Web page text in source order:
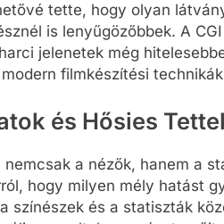
tette, hogy olyan
is lenyűgözőbbek. A
jelenetek még
filmkészítési
és Hősies
a nézők, hanem a
hogy milyen mély hatást
színészek és a statiszták